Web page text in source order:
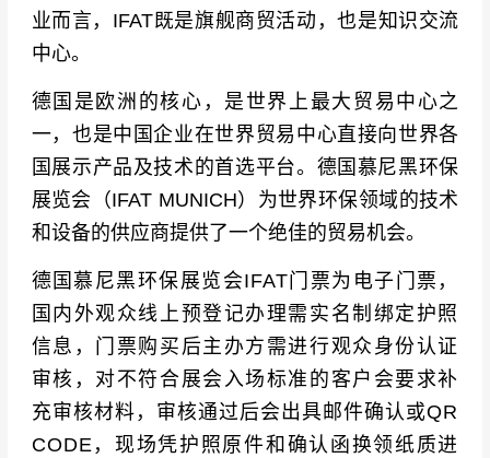
业而言，IFAT既是旗舰商贸活动，也是知识交流
中心。
德国是欧洲的核心，是世界上最大贸易中心之
一，也是中国企业在世界贸易中心直接向世界各
国展示产品及技术的首选平台。德国慕尼黑环保
展览会（IFAT MUNICH）为世界环保领域的技术
和设备的供应商提供了一个绝佳的贸易机会。
德国慕尼黑环保展览会IFAT门票为电子门票，
国内外观众线上预登记办理需实名制绑定护照
信息，门票购买后主办方需进行观众身份认证
审核，对不符合展会入场标准的客户会要求补
充审核材料，审核通过后会出具邮件确认或QR
CODE，现场凭护照原件和确认函换领纸质进